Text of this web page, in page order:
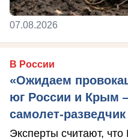
07.08.2026
В России
«Ожидаем
юг России и Крым
самолет-разведчик
Эксперты считают, что